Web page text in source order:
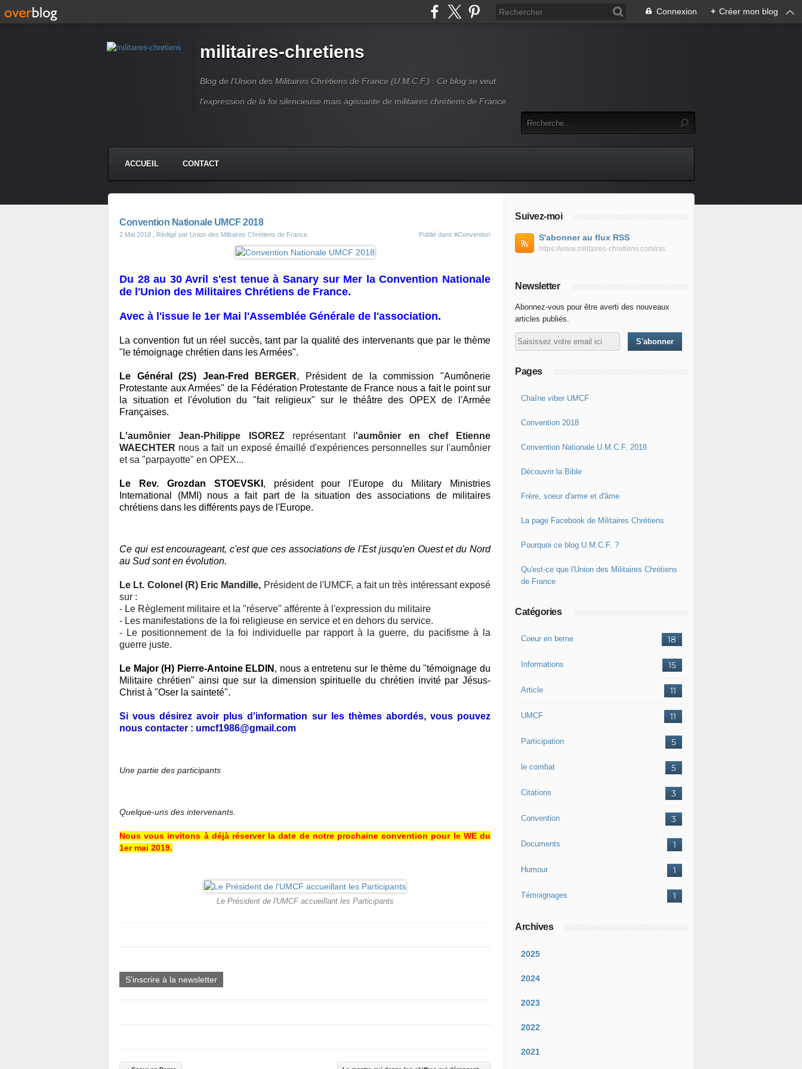
Connexion + Créer mon blog
militaires-chretiens
Blog de l'Union des Militaires Chrétiens de France (U.M.C.F.) : Ce blog se veut
l'expression de la foi silencieuse mais agissante de militaires chrétiens de France.
ACCUEIL CONTACT
Convention Nationale UMCF 2018
2 Mai 2018 , Rédigé par Union des Militaires Chrétiens de France Publié dans #Convention
Du 28 au 30 Avril s'est tenue à Sanary sur Mer la Convention Nationale
de l'Union des Militaires Chrétiens de France.
Avec à l'issue le 1er Mai l'Assemblée Générale de l'association.
La convention fut un réel succès, tant par la qualité des intervenants que par le thème
"le témoignage chrétien dans les Armées".
Le Général (2S) Jean-Fred BERGER, Président de la commission "Aumônerie
Protestante aux Armées" de la Fédération Protestante de France nous a fait le point sur
la situation et l'évolution du "fait religieux" sur le théâtre des OPEX de l'Armée
Françaises.
L'aumônier Jean-Philippe ISOREZreprésentant l'aumônier en chef Etienne
WAECHTER nous a fait un exposé émaillé d'expériences personnelles sur l'aumônier
et sa "parpayotte" en OPEX...
Le Rev. Grozdan STOEVSKI , président pour l'Europe du Military Ministries
International (MMI) nous a fait part de la situation des associations de militaires
chrétiens dans les différents pays de l'Europe.
Ce qui est encourageant, c'est que ces associations de l'Est jusqu'en Ouest et du Nord
au Sud sont en évolution.
Le Lt. Colonel (R) Eric Mandille, Président de l'UMCF, a fait un très intéressant exposé
sur :
- Le Règlement militaire et la "réserve" afférente à l'expression du militaire
- Les manifestations de la foi religieuse en service et en dehors du service.
- Le positionnement de la foi individuelle par rapport à la guerre, du pacifisme à la
guerre juste.
Le Major (H) Pierre-Antoine ELDIN , nous a entretenu sur le thème du "témoignage du
Militaire chrétien" ainsi que sur la dimension spirituelle du chrétien invité par Jésus-
Christ à "Oser la sainteté".
Si vous désirez avoir plus d'information sur les thèmes abordés, vous pouvez
nous contacter : umcf1986@gmail.com
Une partie des participants
Quelque-uns des intervenants.
Nous vous invitons à déjà réserver la date de notre prochaine convention pour le WE du
1er mai 2019.
Le Président de l'UMCF accueillant les Participants
S'inscrire à la newsletter
Suivez-moi
S'abonner au flux RSS
https://www.militaires-chretiens.com/rss
Newsletter
Abonnez-vous pour être averti des nouveaux
articles publiés.
Pages
Chaîne viber UMCF
Convention 2018
Convention Nationale U.M.C.F. 2018
Découvrir la Bible
Frère, soeur d'arme et d'âme
La page Facebook de Militaires Chrétiens
Pourquoi ce blog U.M.C.F. ?
Qu'est-ce que l'Union des Militaires Chrétiens
de France
Catégories
18
Coeur en berne
15
Informations
11
Article
11
UMCF
5
Participation
5
le combat
3
Citations
3
Convention
1
Documents
1
Humour
1
Témoignages
Archives
2025
2024
2023
2022
2021